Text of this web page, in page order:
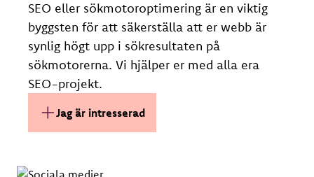
SEO eller sökmotoroptimering är en viktig
byggsten för att säkerställa att er webb är
synlig högt upp i sökresultaten på
sökmotorerna. Vi hjälper er med alla era
SEO-projekt.
Jag är intresseradJag är intresserad av SEO.